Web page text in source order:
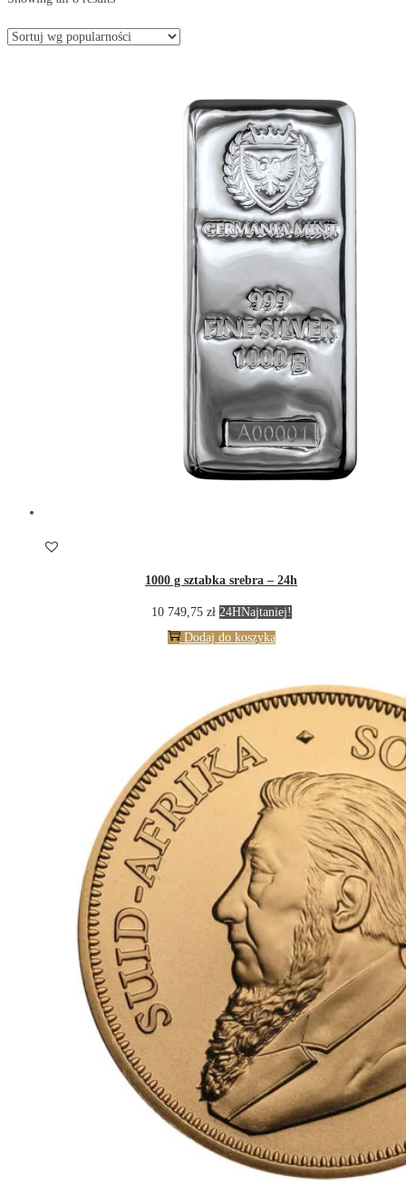
1000 g sztabka srebra – 24h
10 749,75 zł 24HNajtaniej!
Dodaj do koszyka